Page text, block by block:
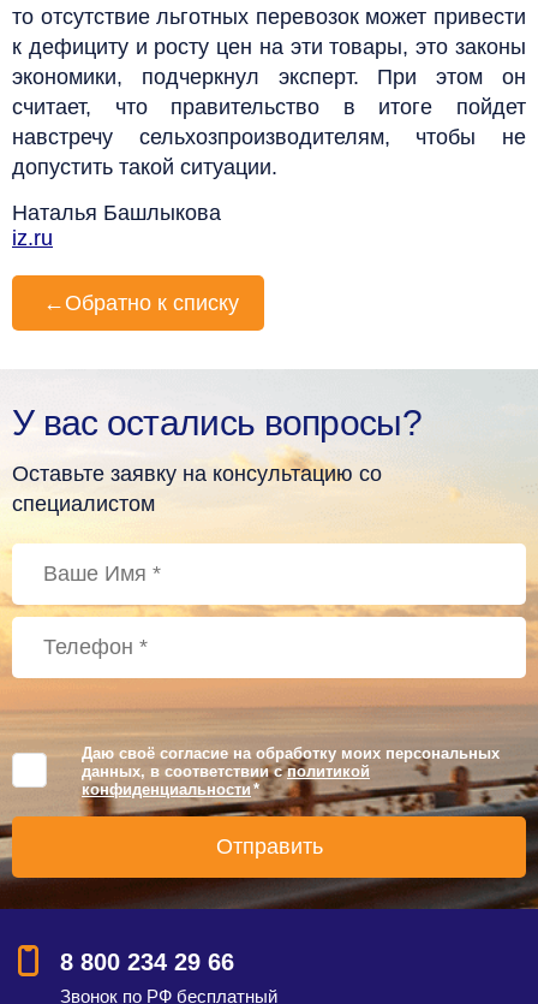
то отсутствие льготных перевозок может привести
к дефициту и росту цен на эти товары, это законы
экономики, подчеркнул эксперт. При этом он
считает, что правительство в итоге пойдет
навстречу сельхозпроизводителям, чтобы не
допустить такой ситуации.
Наталья Башлыкова
iz.ru
← Обратно к списку
У вас остались вопросы?
Оставьте заявку на консультацию со
специалистом
Даю своё согласие на обработку моих персональных
данных, в соответствии сполитикой
конфиденциальности *
8 800 234 29 66
Звонок по РФ бесплатный